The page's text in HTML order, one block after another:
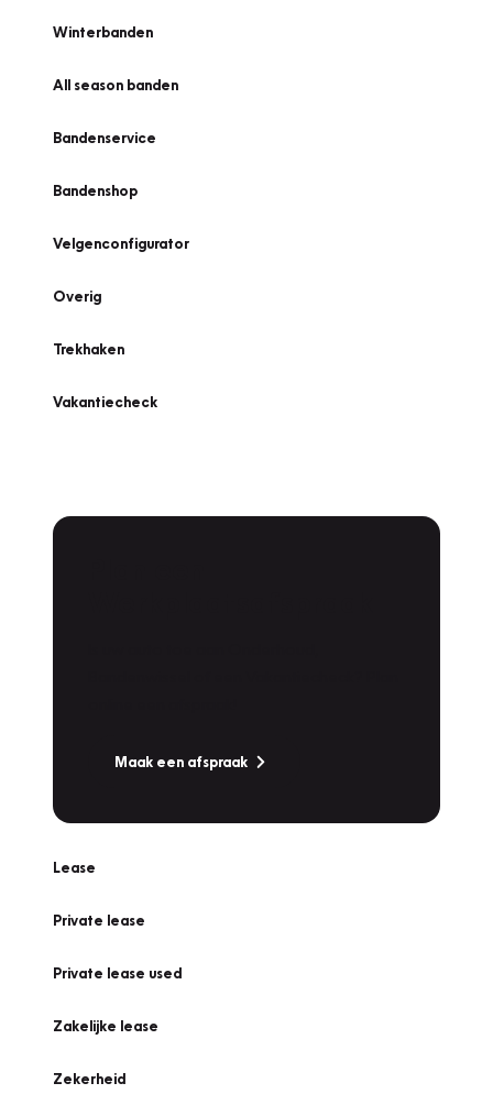
Winterbanden
All season banden
Bandenservice
Bandenshop
Velgenconfigurator
Overig
Trekhaken
Vakantiecheck
Maak een afspraak
Lease
Private lease
Private lease used
Zakelijke lease
Zekerheid